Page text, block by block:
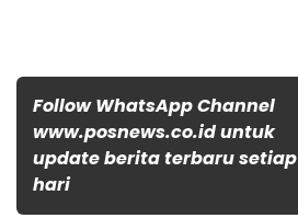
Follow WhatsApp Channel
www.posnews.co.id untuk
update berita terbaru setiap
hari